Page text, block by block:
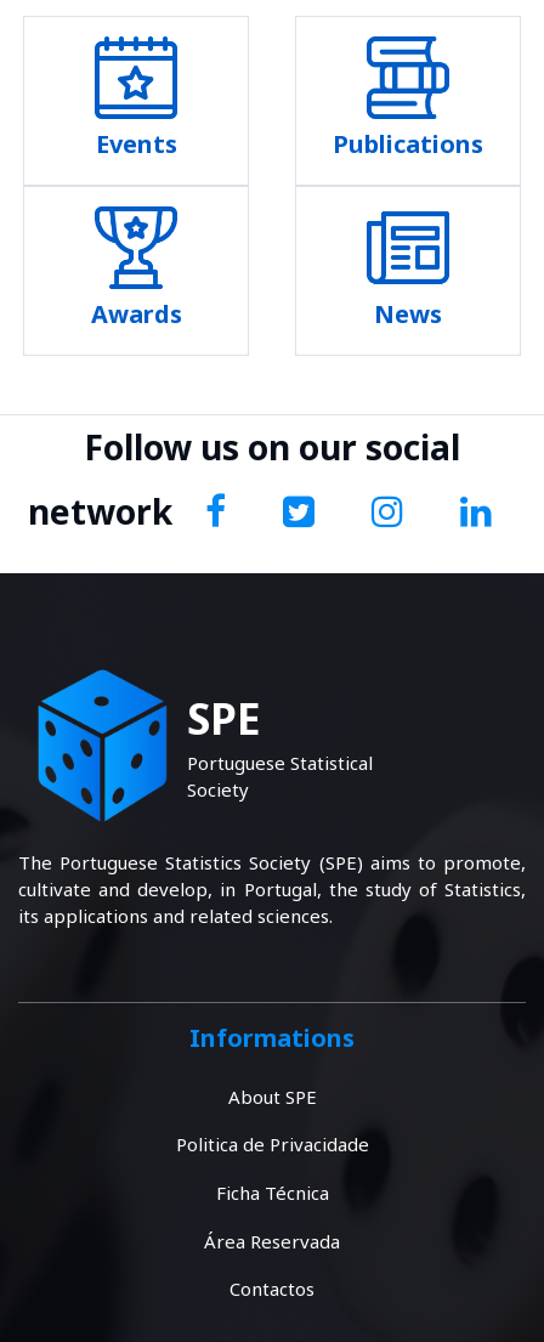
Events Publications
Awards News
Follow us on our social
network
SPE
Portuguese Statistical
Society
The Portuguese Statistics Society (SPE) aims to promote,
cultivate and develop, in Portugal, the study of Statistics,
its applications and related sciences.
Informations
About SPE
Politica de Privacidade
Ficha Técnica
Área Reservada
Contactos